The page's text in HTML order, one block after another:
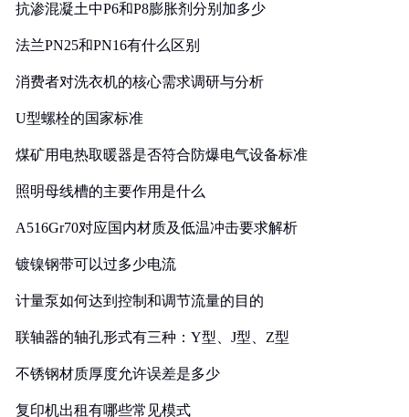
抗渗混凝土中P6和P8膨胀剂分别加多少
法兰PN25和PN16有什么区别
消费者对洗衣机的核心需求调研与分析
U型螺栓的国家标准
煤矿用电热取暖器是否符合防爆电气设备标准
照明母线槽的主要作用是什么
A516Gr70对应国内材质及低温冲击要求解析
镀镍钢带可以过多少电流
计量泵如何达到控制和调节流量的目的
联轴器的轴孔形式有三种：Y型、J型、Z型
不锈钢材质厚度允许误差是多少
复印机出租有哪些常见模式